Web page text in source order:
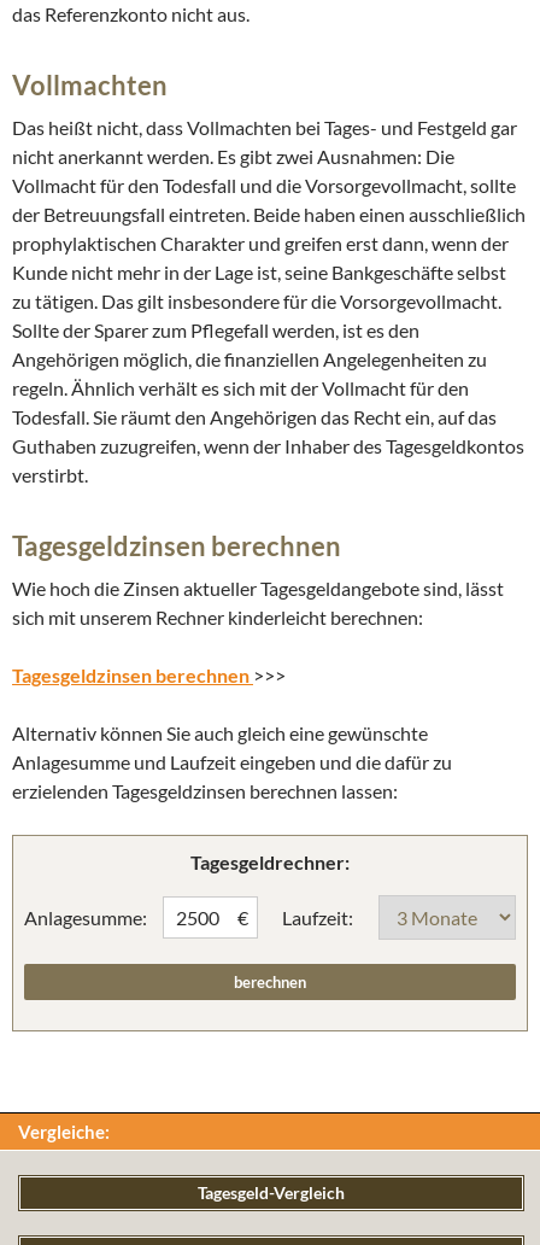
das Referenzkonto nicht aus.
Vollmachten
Das heißt nicht, dass Vollmachten bei Tages- und Festgeld gar
nicht anerkannt werden. Es gibt zwei Ausnahmen: Die
Vollmacht für den Todesfall und die Vorsorgevollmacht, sollte
der Betreuungsfall eintreten. Beide haben einen ausschließlich
prophylaktischen Charakter und greifen erst dann, wenn der
Kunde nicht mehr in der Lage ist, seine Bankgeschäfte selbst
zu tätigen. Das gilt insbesondere für die Vorsorgevollmacht.
Sollte der Sparer zum Pflegefall werden, ist es den
Angehörigen möglich, die finanziellen Angelegenheiten zu
regeln. Ähnlich verhält es sich mit der Vollmacht für den
Todesfall. Sie räumt den Angehörigen das Recht ein, auf das
Guthaben zuzugreifen, wenn der Inhaber des Tagesgeldkontos
verstirbt.
Tagesgeldzinsen berechnen
Wie hoch die Zinsen aktueller Tagesgeldangebote sind, lässt
sich mit unserem Rechner kinderleicht berechnen:
Tagesgeldzinsen berechnen >>>
Alternativ können Sie auch gleich eine gewünschte
Anlagesumme und Laufzeit eingeben und die dafür zu
erzielenden Tagesgeldzinsen berechnen lassen:
Tagesgeldrechner:
Anlagesumme: € Laufzeit:
Vergleiche:
Tagesgeld-Vergleich